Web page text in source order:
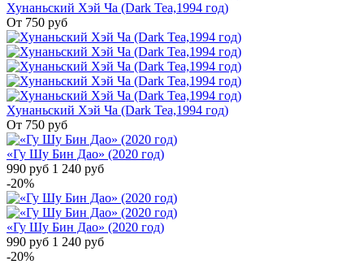
Хунаньский Хэй Ча (Dark Tea,1994 год)
От 750 руб
Хунаньский Хэй Ча (Dark Tea,1994 год)
От 750 руб
«Гу Шу Бин Дао» (2020 год)
990 руб 1 240 руб
-20%
«Гу Шу Бин Дао» (2020 год)
990 руб 1 240 руб
-20%